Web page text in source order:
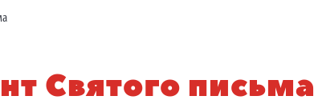
Святого письма